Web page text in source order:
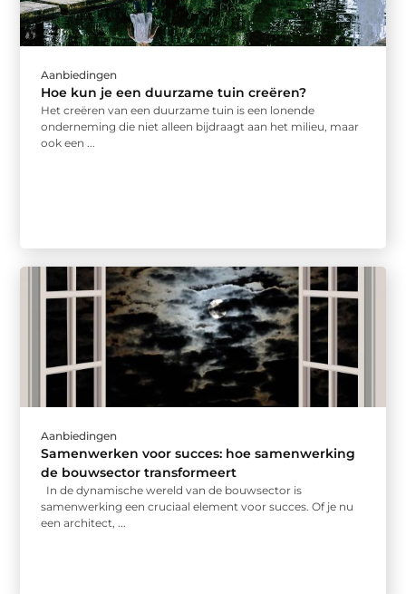
Aanbiedingen
Hoe kun je een duurzame tuin creëren?
Het creëren van een duurzame tuin is een lonende
onderneming die niet alleen bijdraagt aan het milieu, maar
ook een ...
Aanbiedingen
Samenwerken voor succes: hoe samenwerking
de bouwsector transformeert
In de dynamische wereld van de bouwsector is
samenwerking een cruciaal element voor succes. Of je nu
een architect, ...